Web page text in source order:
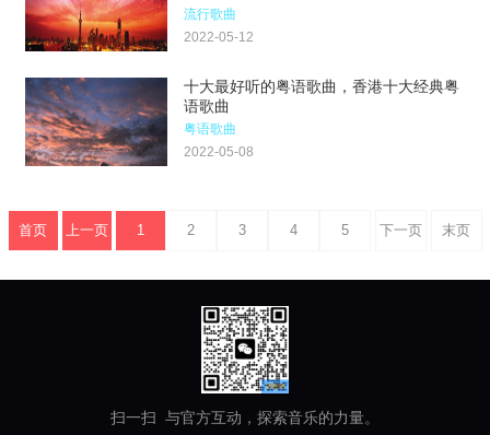
流行歌曲
2022-05-12
十大最好听的粤语歌曲，香港十大经典粤
语歌曲
粤语歌曲
2022-05-08
首页 上一页 1 2 3 4 5 下一页 末页
扫一扫 与官方互动，探索音乐的力量。